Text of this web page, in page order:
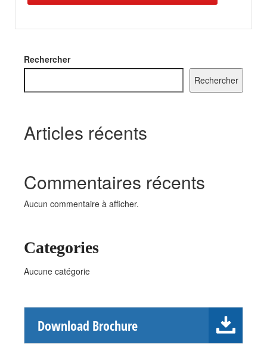
Rechercher
Rechercher
Articles récents
Commentaires récents
Aucun commentaire à afficher.
Categories
Aucune catégorie
Download Brochure